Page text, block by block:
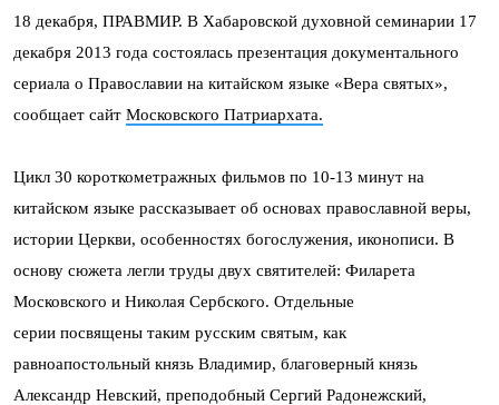
18 декабря, ПРАВМИР. В Хабаровской духовной семинарии 17
декабря 2013 года состоялась презентация документального
сериала о Православии на китайском языке «Вера святых»,
сообщает сайт Московского Патриархата.
Цикл 30 короткометражных фильмов по 10-13 минут на
китайском языке рассказывает об основах православной веры,
истории Церкви, особенностях богослужения, иконописи. В
основу сюжета легли труды двух святителей: Филарета
Московского и Николая Сербского. Отдельные
серии посвящены таким русским святым, как
равноапостольный князь Владимир, благоверный князь
Александр Невский, преподобный Сергий Радонежский,